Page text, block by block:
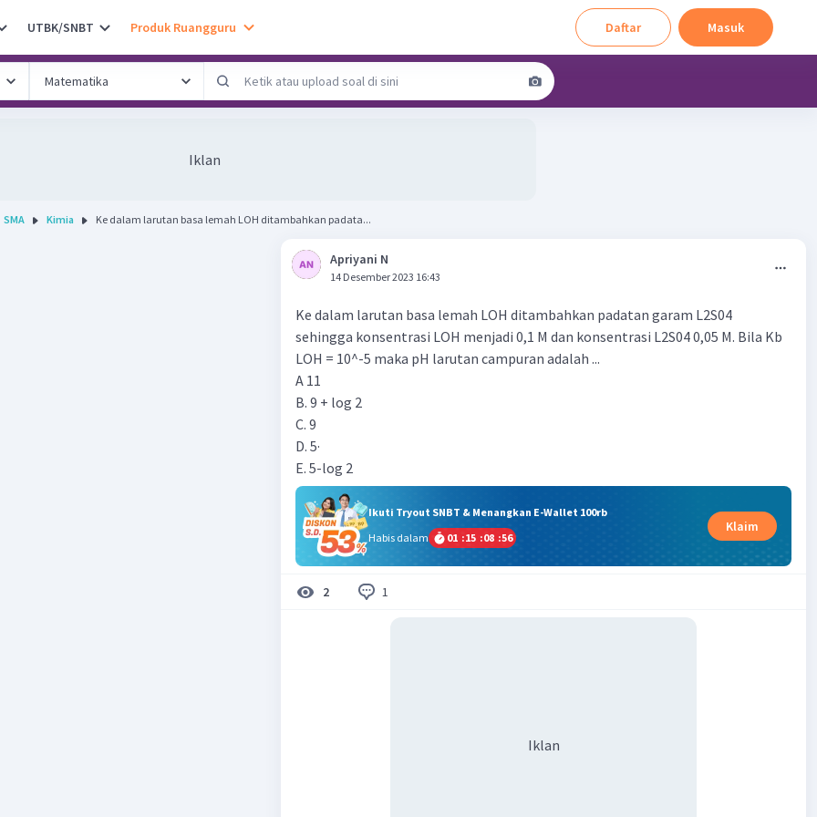
UTBK/SNBT Produk Ruangguru Daftar Masuk
Iklan
SMA Kimia Ke dalam larutan basa lemah LOH ditambahkan padata...
Apriyani N
14 Desember 2023 16:43
Ke dalam larutan basa lemah LOH ditambahkan padatan garam L2S04
sehingga konsentrasi LOH menjadi 0,1 M dan konsentrasi L2S04 0,05 M. Bila Kb
LOH = 10^-5 maka pH larutan campuran adalah ...
A 11
B. 9 + log 2
C. 9
D. 5·
E. 5-log 2
Ikuti Tryout SNBT & Menangkan E-Wallet 100rb
Habis dalam
01 :15 :08 :56
Klaim
2 1
Iklan